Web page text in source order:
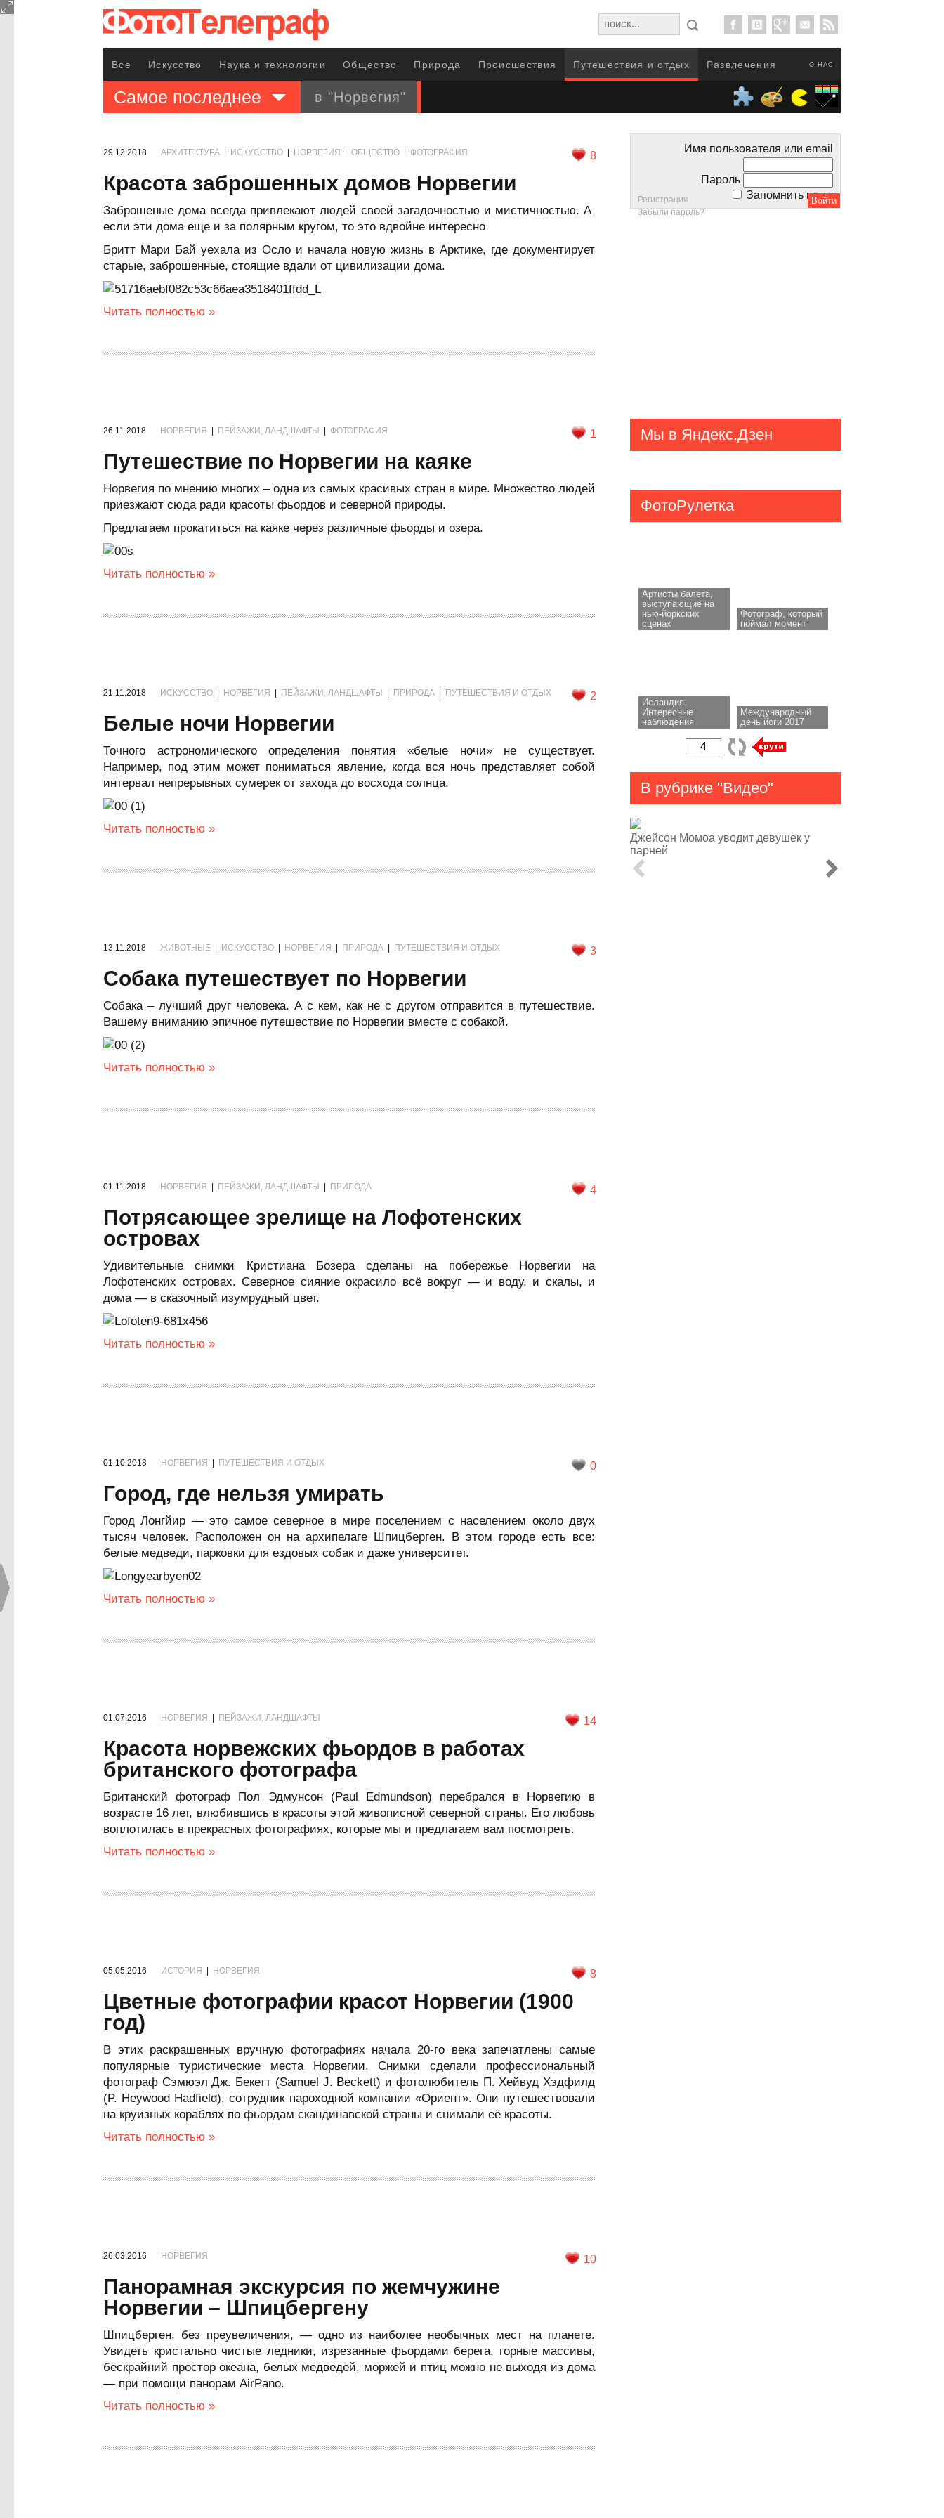
О НАС
Все Искусство Наука и технологии Общество Природа Происшествия Путешествия и отдых Развлечения
Самое последнее в "Норвегия"
29.12.2018 АРХИТЕКТУРА ИСКУССТВО НОРВЕГИЯ ОБЩЕСТВО ФОТОГРАФИЯ 8
Красота заброшенных домов Норвегии
Заброшеные дома всегда привлекают людей своей загадочностью и мистичностью. А
если эти дома еще и за полярным кругом, то это вдвойне интересно
Бритт Мари Бай уехала из Осло и начала новую жизнь в Арктике, где документирует
старые, заброшенные, стоящие вдали от цивилизации дома.
Читать полностью »
26.11.2018 НОРВЕГИЯ ПЕЙЗАЖИ, ЛАНДШАФТЫ ФОТОГРАФИЯ 1
Путешествие по Норвегии на каяке
Норвегия по мнению многих – одна из самых красивых стран в мире. Множество людей
приезжают сюда ради красоты фьордов и северной природы.
Предлагаем прокатиться на каяке через различные фьорды и озера.
Читать полностью »
21.11.2018 ИСКУССТВО НОРВЕГИЯ ПЕЙЗАЖИ, ЛАНДШАФТЫ ПРИРОДА ПУТЕШЕСТВИЯ И ОТДЫХ 2
Белые ночи Норвегии
Точного астрономического определения понятия «белые ночи» не существует.
Например, под этим может пониматься явление, когда вся ночь представляет собой
интервал непрерывных сумерек от захода до восхода солнца.
Читать полностью »
13.11.2018 ЖИВОТНЫЕ ИСКУССТВО НОРВЕГИЯ ПРИРОДА ПУТЕШЕСТВИЯ И ОТДЫХ 3
Собака путешествует по Норвегии
Собака – лучший друг человека. А с кем, как не с другом отправится в путешествие.
Вашему вниманию эпичное путешествие по Норвегии вместе с собакой.
Читать полностью »
01.11.2018 НОРВЕГИЯ ПЕЙЗАЖИ, ЛАНДШАФТЫ ПРИРОДА 4
Потрясающее зрелище на Лофотенских
островах
Удивительные снимки Кристиана Бозера сделаны на побережье Норвегии на
Лофотенских островах. Северное сияние окрасило всё вокруг — и воду, и скалы, и
дома — в сказочный изумрудный цвет.
Читать полностью »
01.10.2018 НОРВЕГИЯ ПУТЕШЕСТВИЯ И ОТДЫХ 0
Город, где нельзя умирать
Город Лонгйир — это самое северное в мире поселением с населением около двух
тысяч человек. Расположен он на архипелаге Шпицберген. В этом городе есть все:
белые медведи, парковки для ездовых собак и даже университет.
Читать полностью »
01.07.2016 НОРВЕГИЯ ПЕЙЗАЖИ, ЛАНДШАФТЫ 14
Красота норвежских фьордов в работах
британского фотографа
Британский фотограф Пол Эдмунсон (Paul Edmundson) перебрался в Норвегию в
возрасте 16 лет, влюбившись в красоты этой живописной северной страны. Его любовь
воплотилась в прекрасных фотографиях, которые мы и предлагаем вам посмотреть.
Читать полностью »
05.05.2016 ИСТОРИЯ НОРВЕГИЯ 8
Цветные фотографии красот Норвегии (1900
год)
В этих раскрашенных вручную фотографиях начала 20-го века запечатлены самые
популярные туристические места Норвегии. Снимки сделали профессиональный
фотограф Сэмюэл Дж. Бекетт (Samuel J. Beckett) и фотолюбитель П. Хейвуд Хэдфилд
(P. Heywood Hadfield), сотрудник пароходной компании «Ориент». Они путешествовали
на круизных кораблях по фьордам скандинавской страны и снимали её красоты.
Читать полностью »
26.03.2016 НОРВЕГИЯ 10
Панорамная экскурсия по жемчужине
Норвегии – Шпицбергену
Шпицберген, без преувеличения, — одно из наиболее необычных мест на планете.
Увидеть кристально чистые ледники, изрезанные фьордами берега, горные массивы,
бескрайний простор океана, белых медведей, моржей и птиц можно не выходя из дома
— при помощи панорам AirPano.
Читать полностью »
Имя пользователя или email
Пароль
Запомнить меня
Регистрация
Забыли пароль?
Мы в Яндекс.Дзен
ФотоРулетка
Артисты балета,
выступающие на
нью-йоркских
сценах
Фотограф, который
поймал момент
Исландия.
Интересные
наблюдения
Международный
день йоги 2017
В рубрике "Видео"
Джейсон Момоа уводит девушек у
парней